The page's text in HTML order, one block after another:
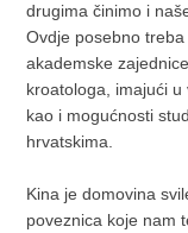
drugima činimo i
Ovdje posebno
akademske
kroatologa, imajući
kao i mogućnosti
hrvatskima.
Kina je domovina
poveznica koje nam